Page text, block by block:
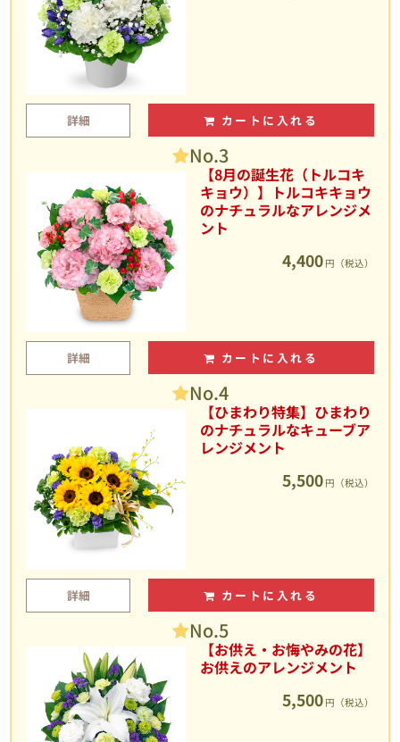
詳細 カートに入れる
No.3
【8月の誕生花（トルコキ
キョウ）】トルコキキョウ
のナチュラルなアレンジメ
ント
4,400 円（税込）
詳細 カートに入れる
No.4
【ひまわり特集】ひまわり
のナチュラルなキューブア
レンジメント
5,500 円（税込）
詳細 カートに入れる
No.5
【お供え・お悔やみの花】
お供えのアレンジメント
5,500 円（税込）